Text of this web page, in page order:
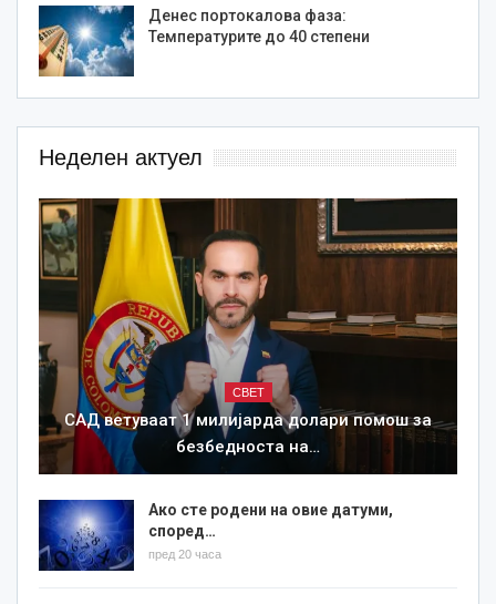
Денес портокалова фаза:
Температурите до 40 степени
Неделен актуел
СВЕТ
САД ветуваат 1 милијарда долари помош за
безбедноста на…
Ако сте родени на овие датуми,
според…
пред 20 часа